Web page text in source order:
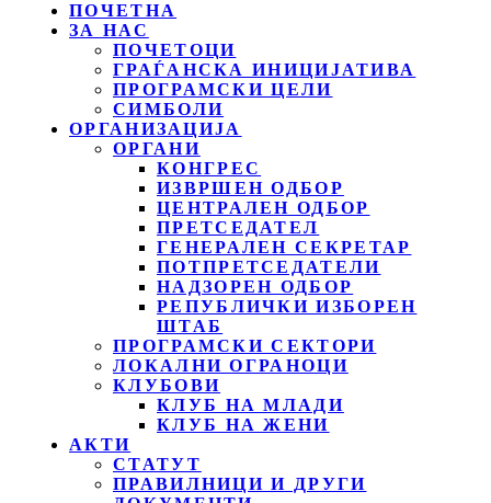
ПОЧЕТНА
ЗА НАС
ПОЧЕТОЦИ
ГРАЃАНСКА ИНИЦИЈАТИВА
ПРОГРАМСКИ ЦЕЛИ
СИМБОЛИ
ОРГАНИЗАЦИЈА
ОРГАНИ
КОНГРЕС
ИЗВРШЕН ОДБОР
ЦЕНТРАЛЕН ОДБОР
ПРЕТСЕДАТЕЛ
ГЕНЕРАЛЕН СЕКРЕТАР
ПОТПРЕТСЕДАТЕЛИ
НАДЗОРЕН ОДБОР
РЕПУБЛИЧКИ ИЗБОРЕН
ШТАБ
ПРОГРАМСКИ СЕКТОРИ
ЛОКАЛНИ ОГРАНОЦИ
КЛУБОВИ
КЛУБ НА МЛАДИ
КЛУБ НА ЖЕНИ
АКТИ
СТАТУТ
ПРАВИЛНИЦИ И ДРУГИ